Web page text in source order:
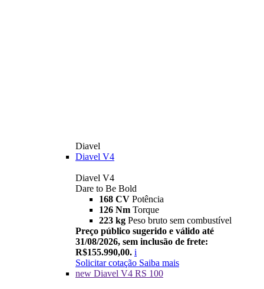
Diavel
Diavel V4
Diavel V4
Dare to Be Bold
168 CV Potência
126 Nm Torque
223 kg Peso bruto sem combustível
Preço público sugerido e válido até
31/08/2026, sem inclusão de frete:
R$155.990,00. i
Solicitar cotação Saiba mais
new Diavel V4 RS 100